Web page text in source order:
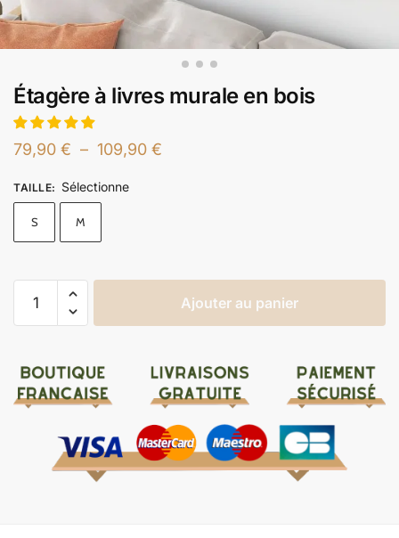
Étagère à livres murale en bois
79,90 € – 109,90 €
TAILLE: Sélectionne
S M
Ajouter au panier